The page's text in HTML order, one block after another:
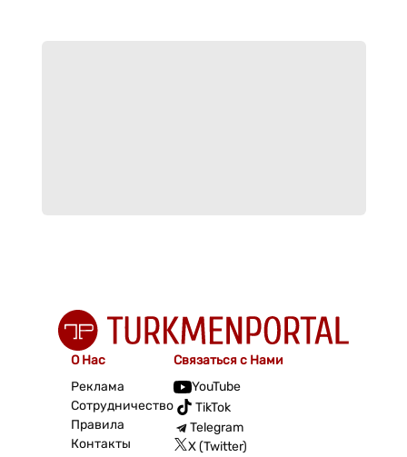
О Нас
Реклама
Сотрудничество
Правила
Контакты
Связаться с Нами
YouTube
TikTok
Telegram
X (Twitter)